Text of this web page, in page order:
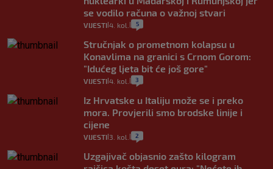
se vodilo računa o važnoj stvari
VIJESTI 4. kol. 5
Stručnjak o prometnom kolapsu u
Konavlima na granici s Crnom Gorom:
"Idućeg ljeta bit će još gore"
VIJESTI 4. kol. 3
Iz Hrvatske u Italiju može se i preko
mora. Provjerili smo brodske linije i
cijene
VIJESTI 3. kol. 2
Uzgajivač objasnio zašto kilogram